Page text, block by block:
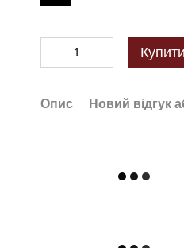
Купити
Опис Новий відгук